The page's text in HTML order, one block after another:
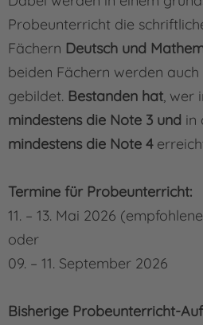
Probeunterricht die
Fächern Deutsch und
beiden Fächern werden
gebildet. Bestanden hat, wer
mindestens die Note 3 und in
mindestens die Note 4
Termine für Probeunterricht:
11. – 13. Mai 2026
oder
09. – 11. September 2026
Bisherige Probeunterricht-